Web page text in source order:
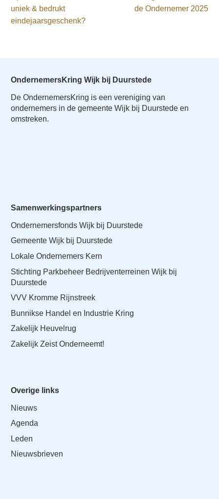
uniek & bedrukt
eindejaarsgeschenk?
de Ondernemer 2025
OndernemersKring Wijk bij Duurstede
De OndernemersKring is een vereniging van
ondernemers in de gemeente Wijk bij Duurstede en
omstreken.
Samenwerkingspartners
Ondernemersfonds Wijk bij Duurstede
Gemeente Wijk bij Duurstede
Lokale Ondernemers Kern
Stichting Parkbeheer Bedrijventerreinen Wijk bij
Duurstede
VVV Kromme Rijnstreek
Bunnikse Handel en Industrie Kring
Zakelijk Heuvelrug
Zakelijk Zeist Onderneemt!
Overige links
Nieuws
Agenda
Leden
Nieuwsbrieven